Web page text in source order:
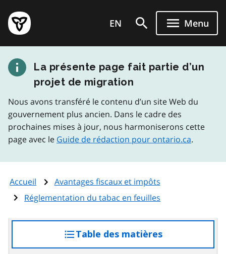
au
contenu
principal
Page
d'accueil
de
l'Ontario
EN Menu
La présente page fait partie d’un
projet de migration
Nous avons transféré le contenu d’un site Web du
gouvernement plus ancien. Dans le cadre des
prochaines mises à jour, nous harmoniserons cette
page avec le Guide de rédaction pour ontario.ca.
Accueil
Avantages fiscaux et impôts
Réglementation du tabac en feuilles
Table des matières
à